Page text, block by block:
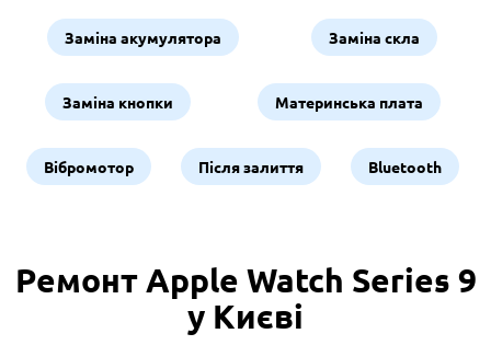
Заміна акумулятора Заміна скла
Заміна кнопки Материнська плата
Вібромотор Після залиття Bluetooth
Ремонт Apple Watch Series 9
у Києві